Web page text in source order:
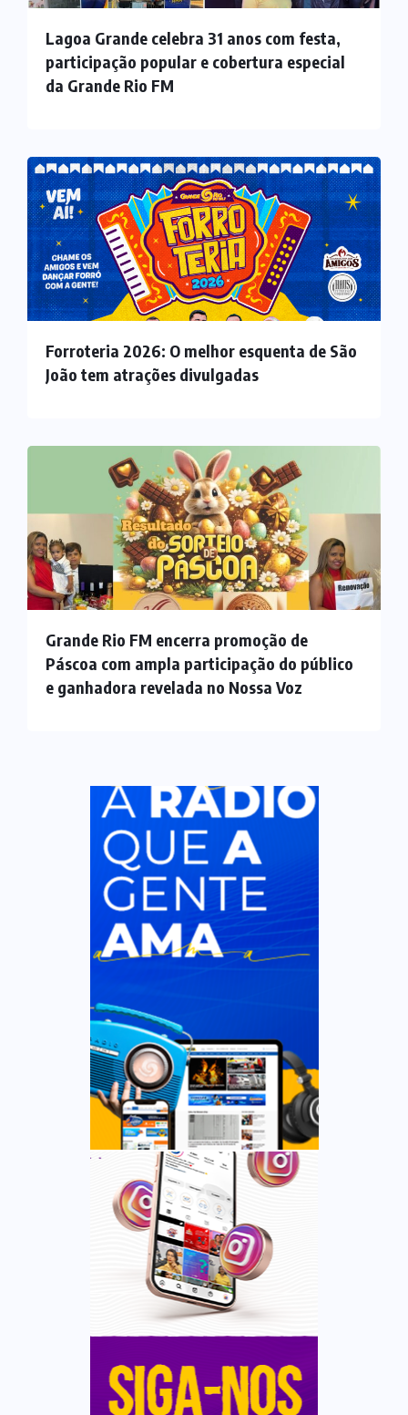
Lagoa Grande celebra 31 anos com festa,
participação popular e cobertura especial
da Grande Rio FM
Forroteria 2026: O melhor esquenta de São
João tem atrações divulgadas
Grande Rio FM encerra promoção de
Páscoa com ampla participação do público
e ganhadora revelada no Nossa Voz